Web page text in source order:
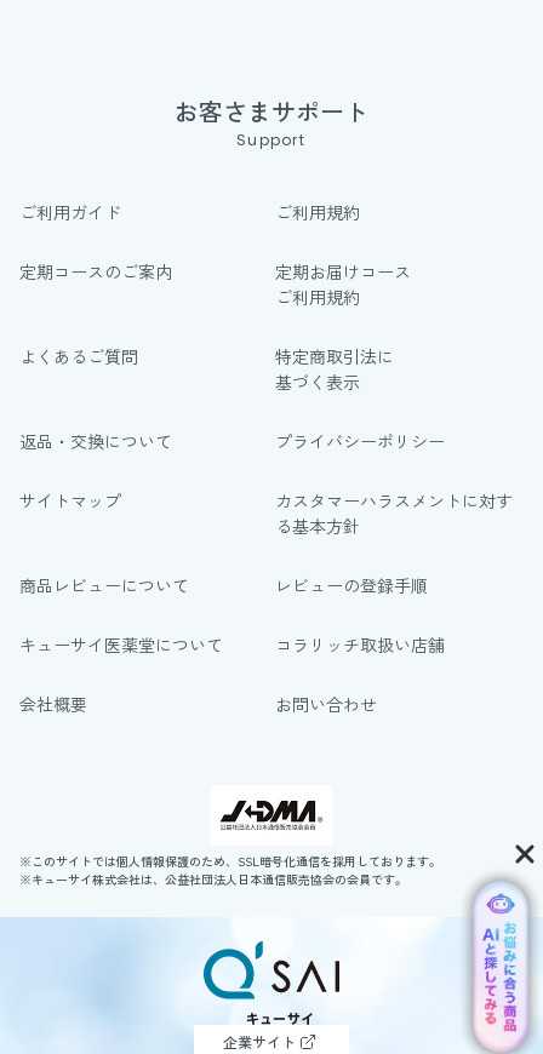
お客さまサポート
Support
ご利用ガイド ご利用規約
定期コースのご案内
定期お届けコース
ご利用規約
よくあるご質問
特定商取引法に
基づく表示
返品・交換について プライバシーポリシー
サイトマップ
カスタマーハラスメントに対す
る基本方針
商品レビューについて レビューの登録手順
キューサイ医薬堂について コラリッチ取扱い店舗
会社概要 お問い合わせ
※このサイトでは個人情報保護のため、SSL暗号化通信を採用しております。
※キューサイ株式会社は、公益社団法人日本通信販売協会の会員です。
企業サイト